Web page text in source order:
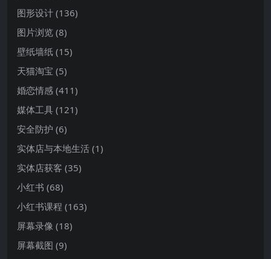
图形设计 (136)
图片浏览 (8)
壁纸墙纸 (15)
天猫淘宝 (5)
婚恋情感 (411)
媒体工具 (121)
安全防护 (6)
实体店与本地生活 (1)
实体店获客 (35)
小红书 (68)
小红书课程 (163)
屏幕录像 (18)
屏幕截图 (9)